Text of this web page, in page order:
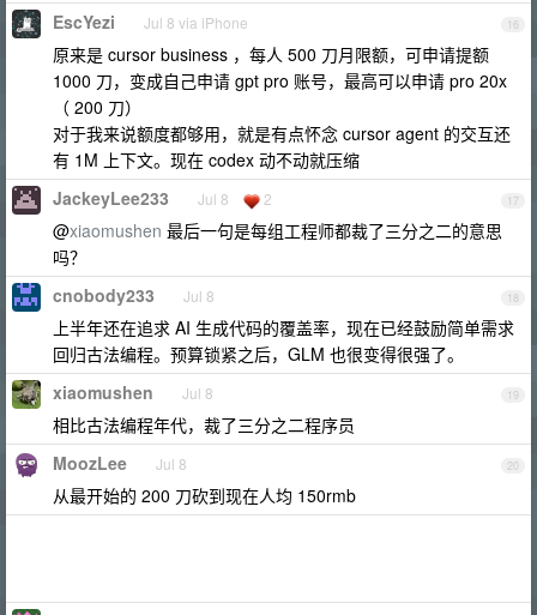
16
EscYezi Jul 8 via iPhone
原来是 cursor business ，每人 500 刀月限额，可申请提额
1000 刀，变成自己申请 gpt pro 账号，最高可以申请 pro 20x
（ 200 刀）
对于我来说额度都够用，就是有点怀念 cursor agent 的交互还
有 1M 上下文。现在 codex 动不动就压缩
17
JackeyLee233 Jul 8 2
@xiaomushen 最后一句是每组工程师都裁了三分之二的意思
吗？
18
cnobody233 Jul 8
上半年还在追求 AI 生成代码的覆盖率，现在已经鼓励简单需求
回归古法编程。预算锁紧之后，GLM 也很变得很强了。
19
xiaomushen Jul 8
相比古法编程年代，裁了三分之二程序员
20
MoozLee Jul 8
从最开始的 200 刀砍到现在人均 150rmb